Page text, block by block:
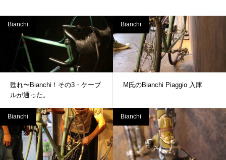
Bianchi
甦れ〜Bianchi！その3・ケーブ
ルが通った。
Bianchi
M氏のBianchi Piaggio 入庫
Bianchi Bianchi